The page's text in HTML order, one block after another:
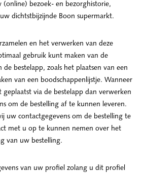
(online) bezoek- en bezorghistorie,
dichtstbijzijnde Boon supermarkt.
en het verwerken van deze
gebruik kunt maken van de
bestelapp, zoals het plaatsen van een
van een boodschappenlijstje. Wanneer
via de bestelapp dan verwerken
om de bestelling af te kunnen leveren.
uw contactgegevens om de bestelling te
met u op te kunnen nemen over het
van uw bestelling.
van uw profiel zolang u dit profiel